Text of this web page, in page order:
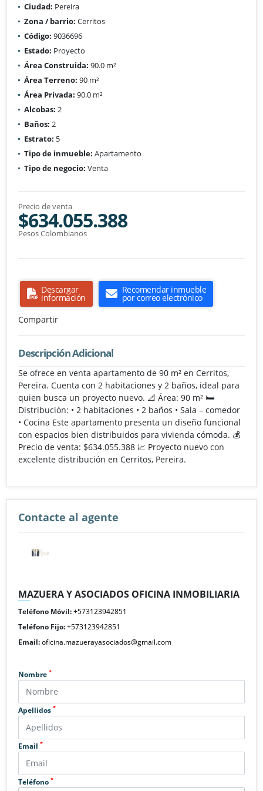
Ciudad: Pereira
Zona / barrio: Cerritos
Código: 9036696
Estado: Proyecto
Área Construida: 90.0 m²
Área Terreno: 90 m²
Área Privada: 90.0 m²
Alcobas: 2
Baños: 2
Estrato: 5
Tipo de inmueble: Apartamento
Tipo de negocio: Venta
Precio de venta
$634.055.388
Pesos Colombianos
Descargar
información
Recomendar inmueble
por correo electrónico
Compartir
Descripción Adicional
Se ofrece en venta apartamento de 90 m² en Cerritos,
Pereira. Cuenta con 2 habitaciones y 2 baños, ideal para
quien busca un proyecto nuevo. 📐 Área: 90 m² 🛏️
Distribución: • 2 habitaciones • 2 baños • Sala – comedor
• Cocina Este apartamento presenta un diseño funcional
con espacios bien distribuidos para vivienda cómoda. 💰
Precio de venta: $634.055.388 📈 Proyecto nuevo con
excelente distribución en Cerritos, Pereira.
Contacte al agente
MAZUERA Y ASOCIADOS OFICINA INMOBILIARIA
Teléfono Móvil:+573123942851
Teléfono Fijo:+573123942851
Email:oficina.mazuerayasociados@gmail.com
Nombre *
Apellidos *
Email *
Teléfono *